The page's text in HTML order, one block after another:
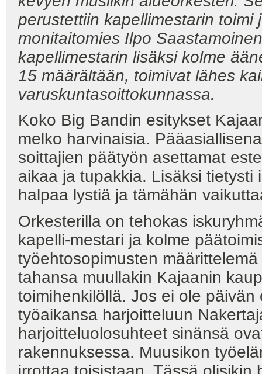
perustettiin kapellimestarin
monitaitomies Ilpo
kapellimestarin lisäksi kolme
15 määrältään, toimivat lähes
varuskuntasoittokunnassa.
Koko Big Bandin esitykset
melko harvinaisia.
soittajien päätyön asettamat
aikaa ja tupakkia. Lisäksi
halpaa lystiä ja tämähän
Orkesterilla on tehokas
kapelli-mestari ja kolme
työehtosopimusten
tahansa muullakin Kajaanin
toimihenkilöllä. Jos ei ole
työaikansa harjoitteluun
harjoitteluolosuhteet sinänsä
rakennuksessa. Muusikon